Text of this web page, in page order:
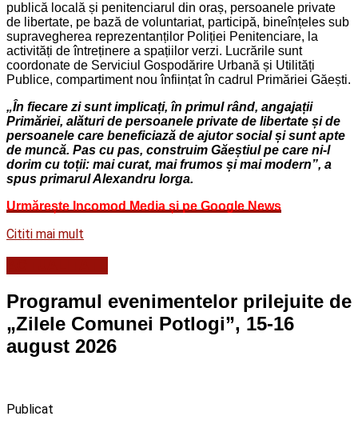
publică locală și penitenciarul din oraș, persoanele private
de libertate, pe bază de voluntariat, participă, bineînțeles sub
supravegherea reprezentanților Poliției Penitenciare, la
activități de întreținere a spațiilor verzi. Lucrările sunt
coordonate de Serviciul Gospodărire Urbană și Utilități
Publice, compartiment nou înființat în cadrul Primăriei Găești.
„În fiecare zi sunt implicați, în primul rând, angajații
Primăriei, alături de persoanele private de libertate și de
persoanele care beneficiază de ajutor social și sunt apte
de muncă. Pas cu pas, construim Găeștiul pe care ni-l
dorim cu toții: mai curat, mai frumos și mai modern”, a
spus primarul Alexandru Iorga.
Urmărește Incomod Media și pe Google News
Cititi mai mult
Programul evenimentelor prilejuite de
„Zilele Comunei Potlogi”, 15-16
august 2026
Publicat